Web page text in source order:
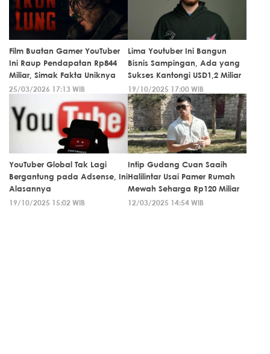
Film Buatan Gamer YouTuber
Ini Raup Pendapatan Rp844
Miliar, Simak Fakta Uniknya
25/03/2026 17:13 WIB
Lima Youtuber Ini Bangun
Bisnis Sampingan, Ada yang
Sukses Kantongi USD1,2 Miliar
19/10/2025 17:00 WIB
YouTuber Global Tak Lagi
Bergantung pada Adsense, Ini
Alasannya
19/10/2025 15:02 WIB
Intip Gudang Cuan Saaih
Halilintar Usai Pamer Rumah
Mewah Seharga Rp120 Miliar
12/03/2025 14:54 WIB